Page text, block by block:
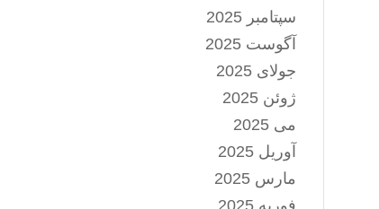
سپتامبر 2025
آگوست 2025
جولای 2025
ژوئن 2025
می 2025
آوریل 2025
مارس 2025
فوریه 2025